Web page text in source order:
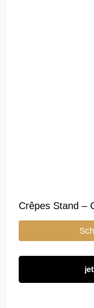
Crêpes Stand –